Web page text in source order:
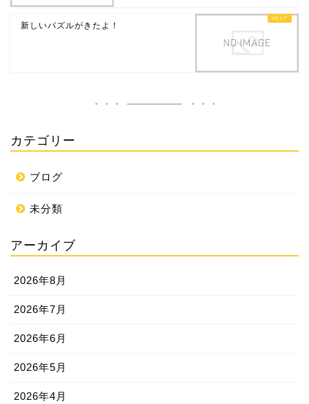
新しいパズルがきたよ！
カテゴリー
ブログ
未分類
アーカイブ
2026年8月
2026年7月
2026年6月
2026年5月
2026年4月